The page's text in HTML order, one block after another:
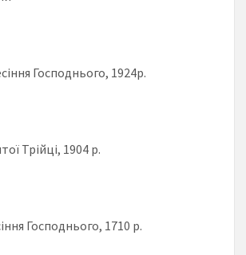
Господнього, 1924р.
Трійці, 1904 р.
Господнього, 1710 р.